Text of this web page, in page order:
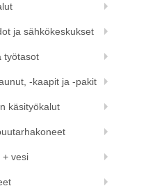
ja sähkökeskukset
työtasot
-kaapit ja -pakit
käsityökalut
+ vesi